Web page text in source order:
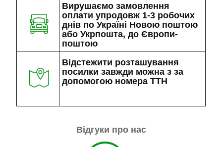
Вирушаємо замовлення
оплати упродовж 1-3 робочих
днів по Україні Новою поштою
або Укрпошта, до Європи-
поштою
Відстежити розташування
посилки завжди можна з за
допомогою номера ТТН
Відгуки про нас